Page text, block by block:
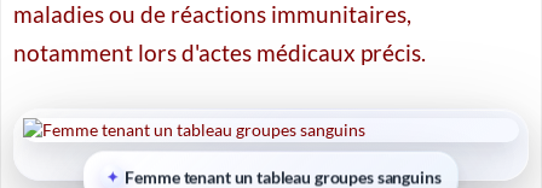
maladies ou de réactions immunitaires,
notamment lors d'actes médicaux précis.
Femme tenant un tableau groupes sanguins